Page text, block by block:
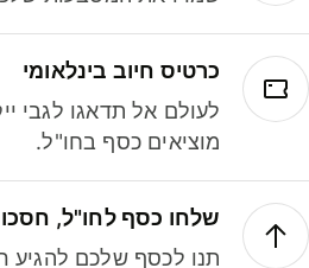
כרטיס חיוב בינלאומי
לעולם אל תדאגו לגבי
מוציאים כסף בחו"ל.
שלחו כסף לחו"ל,
תנו לכסף שלכם להגיע